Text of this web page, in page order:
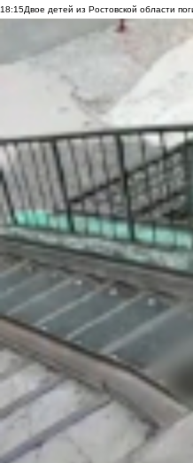
18:15Двое детей из Ростовской области